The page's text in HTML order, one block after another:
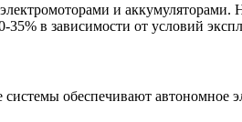
и
35% в зависимости от условий
обеспечивают автономное